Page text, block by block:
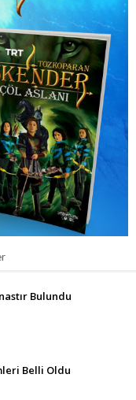
Bulundu
Belli Oldu